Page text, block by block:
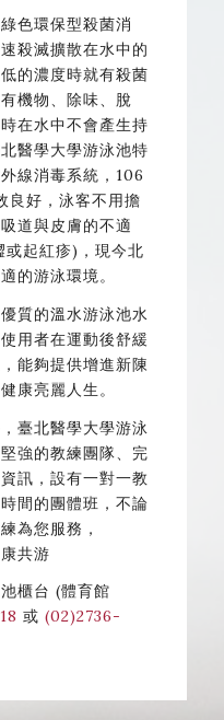
色環保型殺菌消
殺滅擴散在水中的
的濃度時就有殺菌
機物、除味、脫
在水中不會產生持
醫學大學游泳池特
線消毒系統，106
良好，泳客不用擔
道與皮膚的不適
或起紅疹)，現今北
的游泳環境。
質的溫水游泳池水
用者在運動後舒緩
能夠提供增進新陳
康亮麗人生。
臺北醫學大學游泳
強的教練團隊、完
訊，設有一對一教
間的團體班，不論
為您服務，
共游
櫃台 (體育館
或 (02)2736-